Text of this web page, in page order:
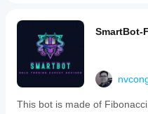
performans
gösterdiğini
anlamanıza
yardımcı
olur.
SmartBot-
This bot is made of